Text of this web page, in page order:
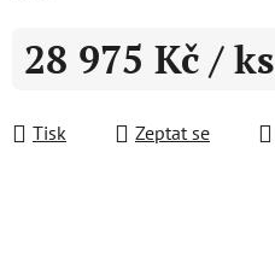
28 975 Kč / ks
Tisk
Zeptat se